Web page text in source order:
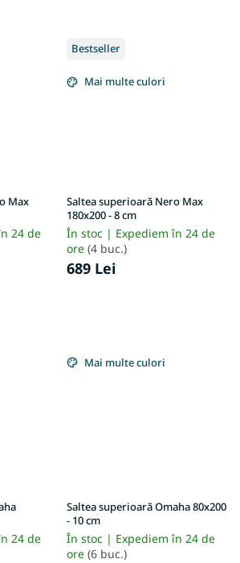
Max
24 de
Bestseller
Mai multe culori
Saltea superioară Nero Max
180x200 - 8 cm
În stoc | Expediem în 24 de
ore (4 buc.)
689 Lei
24 de
Mai multe culori
Saltea superioară Omaha 80x200
- 10 cm
În stoc | Expediem în 24 de
ore (6 buc.)